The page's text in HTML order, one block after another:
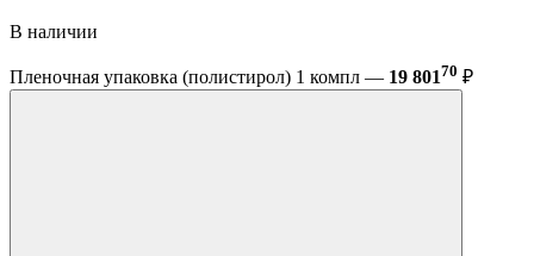
В наличии
Пленочная упаковка (полистирол) 1 компл — 19 80170 ₽